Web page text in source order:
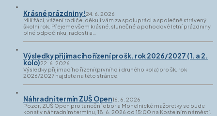
Krásné prázdniny!24. 6. 2026
Milí žáci, vážení rodiče, děkuji vám za spolupráci a společně strávený
školní rok. Přejeme všem krásné, slunečné a pohodové letní prázdniny
plné odpočinku, radosti a…
Výsledky přijímacího řízení pro šk. rok 2026/2027 (1. a 2.
kolo)22. 6. 2026
Výsledky přijímacího řízení (prvního i druhého kola) pro šk. rok
2026/2027 najdete na této stránce.
Náhradní termín ZUŠ Open16. 6. 2026
Pozor, ZUŠ Open pro taneční obor a Mohelnické mažoretky se bude
konat v náhradním termínu, 18. 6. 2026 od 15:00 na Kostelním náměstí.